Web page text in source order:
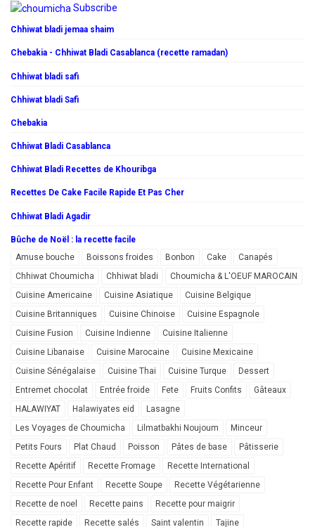
Subscribe
Chhiwat bladi jemaa shaim
Chebakia - Chhiwat Bladi Casablanca (recette ramadan)
Chhiwat bladi safi
Chhiwat bladi Safi
Chebakia
Chhiwat Bladi Casablanca
Chhiwat Bladi Recettes de Khouribga
Recettes De Cake Facile Rapide Et Pas Cher
Chhiwat Bladi Agadir
Bûche de Noël : la recette facile
Amuse bouche
Boissons froides Bonbon Cake
Canapés
Chhiwat Choumicha
Chhiwat bladi
Choumicha & L'OEUF MAROCAIN
Cuisine Americaine
Cuisine Asiatique
Cuisine Belgique
Cuisine Britanniques
Cuisine Chinoise
Cuisine Espagnole
Cuisine Fusion
Cuisine Indienne
Cuisine Italienne
Cuisine Libanaise
Cuisine Marocaine
Cuisine Mexicaine
Cuisine Sénégalaise
Cuisine Thai Cuisine Turque
Dessert
Entremet chocolat
Entrée froide Fete Fruits Confits
Gâteaux
HALAWIYAT
Halawiyates eid
Lasagne
Les Voyages de Choumicha
Lilmatbakhi Noujoum
Minceur
Petits Fours
Plat Chaud Poisson Pâtes de base
Pâtisserie
Recette Apéritif
Recette Fromage
Recette International
Recette Pour Enfant
Recette Soupe
Recette Végétarienne
Recette de noel
Recette pains
Recette pour maigrir
Recette rapide
Recette salés Saint valentin Tajine